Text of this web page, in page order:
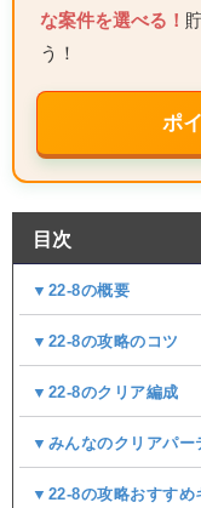
な案件を選べる！
う！
ポ
目次
▼22-8の概要
▼22-8の攻略のコツ
▼22-8のクリア編成
▼みんなのクリアパー
▼22-8の攻略おすすめ